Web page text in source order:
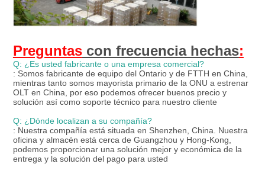
Preguntas con frecuencia hechas:
Q: ¿Es usted fabricante o una empresa comercial?
: Somos fabricante de equipo del Ontario y de FTTH en China,
mientras tanto somos mayorista primario de la ONU a estrenar
OLT en China, por eso podemos ofrecer buenos precio y
solución así como soporte técnico para nuestro cliente
Q: ¿Dónde localizan a su compañía?
: Nuestra compañía está situada en Shenzhen, China. Nuestra
oficina y almacén está cerca de Guangzhou y Hong-Kong,
podemos proporcionar una solución mejor y económica de la
entrega y la solución del pago para usted